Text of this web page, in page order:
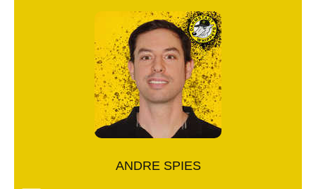
ANDRE SPIES